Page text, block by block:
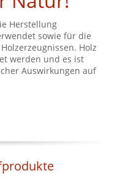
Herstellung
sowie für die
Holz
werden und es ist
Auswirkungen auf